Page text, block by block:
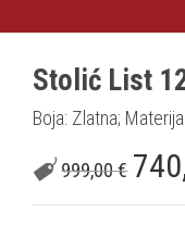
Stolić List
Boja: Zlatna;
999,00€